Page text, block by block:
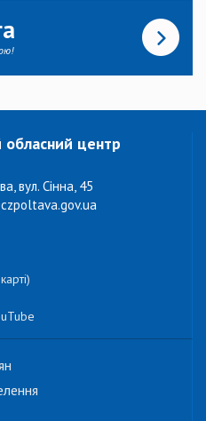
обласний центр
вул. Сінна, 45